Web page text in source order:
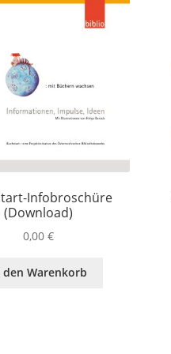
Infobroschüre
(Download)
0,00€
den Warenkorb